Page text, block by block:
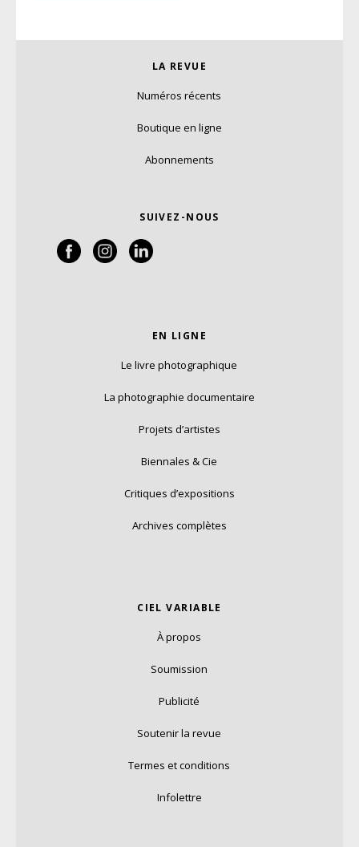
LA REVUE
Numéros récents
Boutique en ligne
Abonnements
SUIVEZ-NOUS
EN LIGNE
Le livre photographique
La photographie documentaire
Projets d’artistes
Biennales & Cie
Critiques d’expositions
Archives complètes
CIEL VARIABLE
À propos
Soumission
Publicité
Soutenir la revue
Termes et conditions
Infolettre